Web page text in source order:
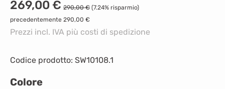
269,00 € Prezzo normale:
290,00 € (7.24% risparmio)
precedentemente 290,00 €
Prezzi incl. IVA più costi di spedizione
Codice prodotto: SW10108.1
Seleziona
Colore